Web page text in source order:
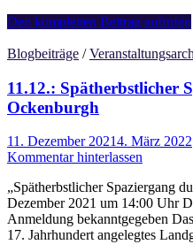
Veranstaltungsbericht:
Spaziergang
das
Landgoed
Ockenburgh
Den kompletten Beitrag aufrufen
Blogbeiträge /
11.12.: Spätherbstlicher
Ockenburgh
11. Dezember 20214. März 2022
Kommentar hinterlassen
„Spätherbstlicher Spaziergang
Dezember 2021 um 14:00 Uhr
Anmeldung bekanntgegeben
17. Jahrhundert angelegtes